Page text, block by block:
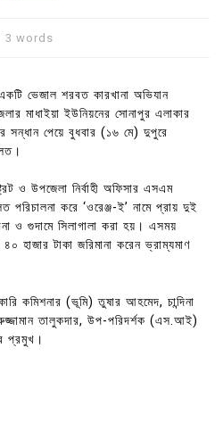
3 words
একটি ভেজাল শরবত কারখানা অভিযান
মাধাইয়া ইউনিয়নের সোনাপুর এলাকার
সন্ধান পেয়ে বুধবার (১৬ মে) দুপুরে
ও উপজেলা নির্বাহী অফিসার এসএম
পরিচালনা করে ‘ওরেঞ্জ-ই’ নামে প্রায় দুই
ও গুদামে সিলাগালা করা হয়। এসময়
হাজার টাকা জরিমানা করেন ভ্রাম্যমাণ
কমিশনার (ভূমি) তুষার আহমেদ, চান্দিনা
তালুকদার, উপ-পরিদর্শক (এস.আই)
প্রমুখ।